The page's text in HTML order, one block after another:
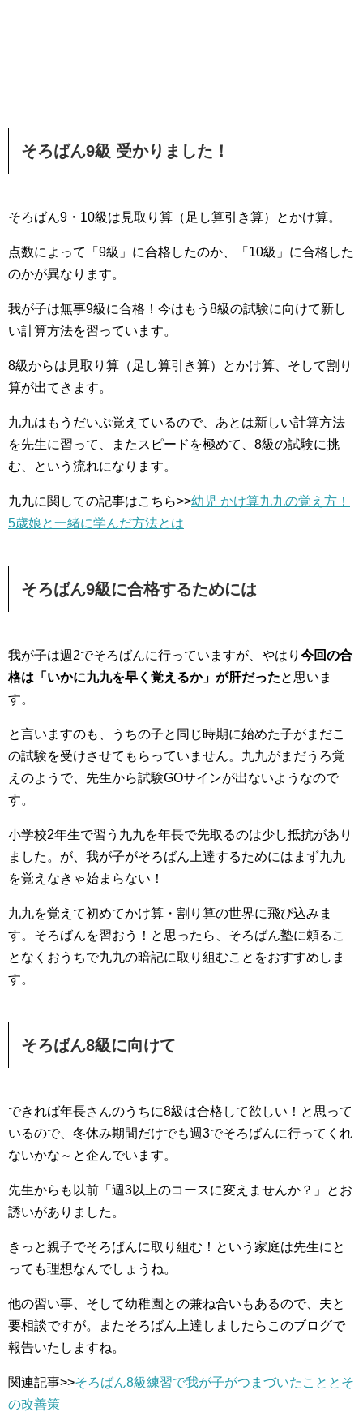
そろばん9級 受かりました！
そろばん9・10級は見取り算（足し算引き算）とかけ算。
点数によって「9級」に合格したのか、「10級」に合格した
のかが異なります。
我が子は無事9級に合格！今はもう8級の試験に向けて新し
い計算方法を習っています。
8級からは見取り算（足し算引き算）とかけ算、そして割り
算が出てきます。
九九はもうだいぶ覚えているので、あとは新しい計算方法
を先生に習って、またスピードを極めて、8級の試験に挑
む、という流れになります。
九九に関しての記事はこちら>>幼児 かけ算九九の覚え方！
5歳娘と一緒に学んだ方法とは
そろばん9級に合格するためには
我が子は週2でそろばんに行っていますが、やはり 今回の合
格は「いかに九九を早く覚えるか」が肝だったと思いま
す。
と言いますのも、うちの子と同じ時期に始めた子がまだこ
の試験を受けさせてもらっていません。九九がまだうろ覚
えのようで、先生から試験GOサインが出ないようなので
す。
小学校2年生で習う九九を年長で先取るのは少し抵抗があり
ました。が、我が子がそろばん上達するためにはまず九九
を覚えなきゃ始まらない！
九九を覚えて初めてかけ算・割り算の世界に飛び込みま
す。そろばんを習おう！と思ったら、そろばん塾に頼るこ
となくおうちで九九の暗記に取り組むことをおすすめしま
す。
そろばん8級に向けて
できれば年長さんのうちに8級は合格して欲しい！と思って
いるので、冬休み期間だけでも週3でそろばんに行ってくれ
ないかな～と企んでいます。
先生からも以前「週3以上のコースに変えませんか？」とお
誘いがありました。
きっと親子でそろばんに取り組む！という家庭は先生にと
っても理想なんでしょうね。
他の習い事、そして幼稚園との兼ね合いもあるので、夫と
要相談ですが。またそろばん上達しましたらこのブログで
報告いたしますね。
関連記事>>そろばん8級練習で我が子がつまづいたこととそ
の改善策